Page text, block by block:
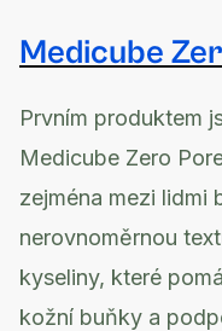
Medicube
Prvním produktem
Medicube Zero
zejména mezi lidmi
nerovnoměrnou
kyseliny, které
kožní buňky a